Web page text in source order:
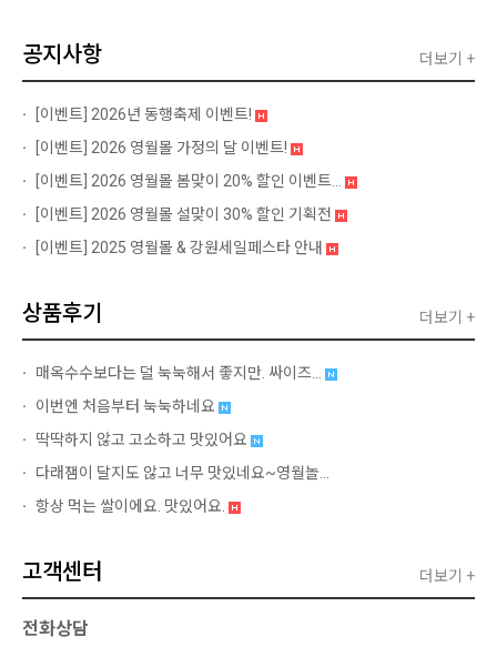
공지사항
[이벤트] 2026년 동행축제 이벤트!
[이벤트] 2026 영월몰 가정의 달 이벤트!
[이벤트] 2026 영월몰 봄맞이 20% 할인 이벤트...
[이벤트] 2026 영월몰 설맞이 30% 할인 기획전
[이벤트] 2025 영월몰 & 강원세일페스타 안내
더보기 +
상품후기
매옥수수보다는 덜 눅눅해서 좋지만. 싸이즈...
이번엔 처음부터 눅눅하네요
딱딱하지 않고 고소하고 맛있어요
다래잼이 달지도 않고 너무 맛있네요~영월놀...
항상 먹는 쌀이에요. 맛있어요.
더보기 +
고객센터
전화상담
더보기 +